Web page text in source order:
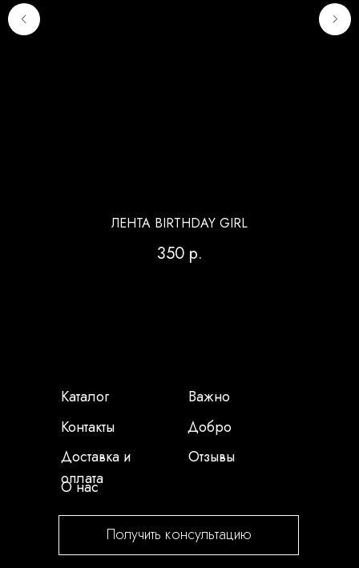
ЛЕНТА BIRTHDAY GIRL
350 р.
Каталог
Контакты
Доставка и
оплата
О нас
Важно
Добро
Отзывы
Получить консультацию